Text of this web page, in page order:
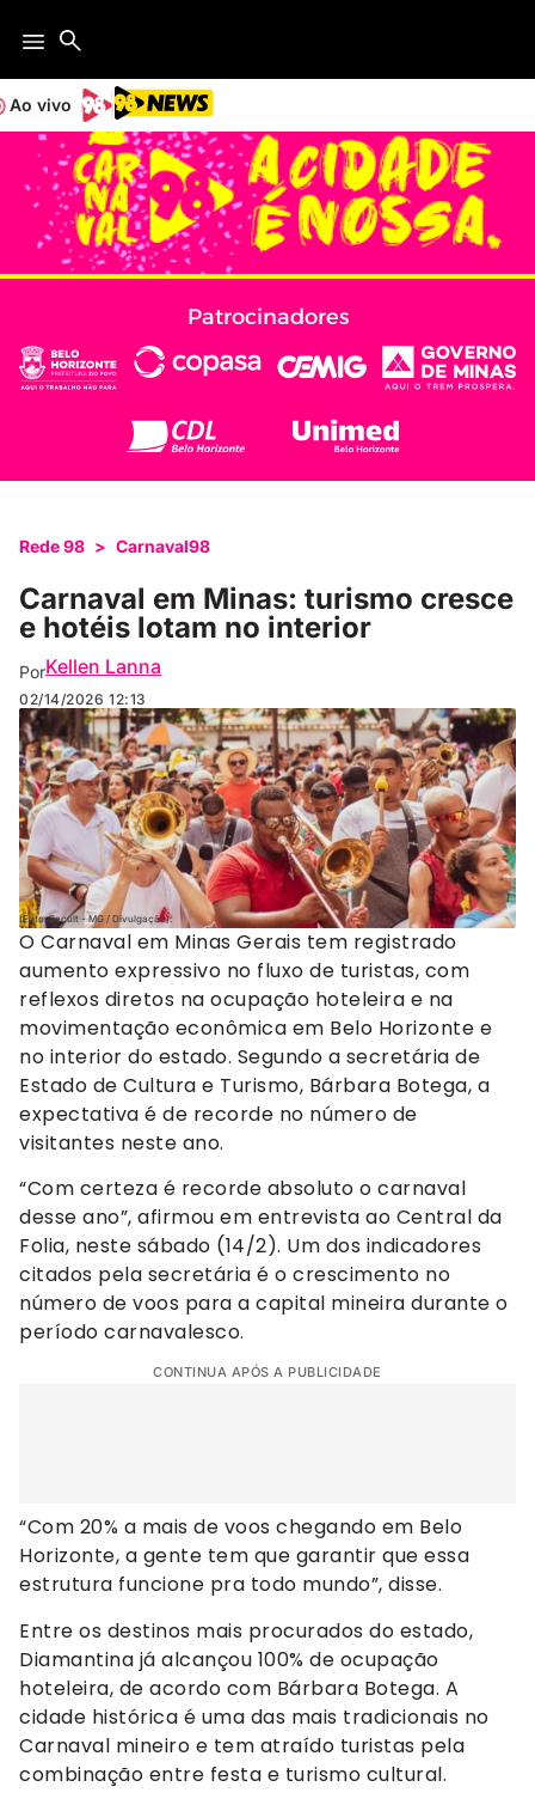
Ao vivo
Patrocinadores
Rede 98 > Carnaval98
Carnaval em Minas: turismo cresce
e hotéis lotam no interior
PorKellen Lanna
02/14/2026 12:13
(Foto: Secult - MG / Divulgação).
O Carnaval em Minas Gerais tem registrado
aumento expressivo no fluxo de turistas, com
reflexos diretos na ocupação hoteleira e na
movimentação econômica em Belo Horizonte e
no interior do estado. Segundo a secretária de
Estado de Cultura e Turismo, Bárbara Botega, a
expectativa é de recorde no número de
visitantes neste ano.
“Com certeza é recorde absoluto o carnaval
desse ano”, afirmou em entrevista ao Central da
Folia, neste sábado (14/2). Um dos indicadores
citados pela secretária é o crescimento no
número de voos para a capital mineira durante o
período carnavalesco.
CONTINUA APÓS A PUBLICIDADE
“Com 20% a mais de voos chegando em Belo
Horizonte, a gente tem que garantir que essa
estrutura funcione pra todo mundo”, disse.
Entre os destinos mais procurados do estado,
Diamantina já alcançou 100% de ocupação
hoteleira, de acordo com Bárbara Botega. A
cidade histórica é uma das mais tradicionais no
Carnaval mineiro e tem atraído turistas pela
combinação entre festa e turismo cultural.